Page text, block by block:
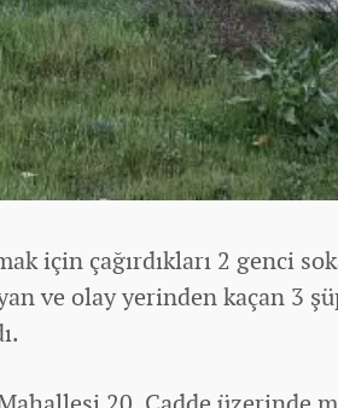
için çağırdıkları 2 genci
ve olay yerinden kaçan 3